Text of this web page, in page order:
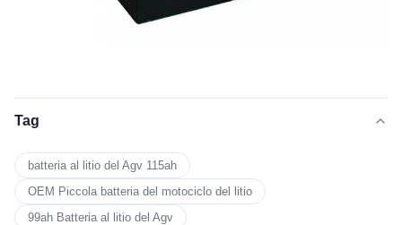
Tag
batteria al litio del Agv 115ah
OEM Piccola batteria del motociclo del litio
99ah Batteria al litio del Agv